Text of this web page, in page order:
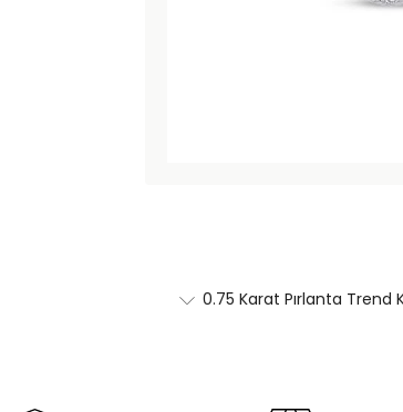
0.75 Karat Pırlanta Trend